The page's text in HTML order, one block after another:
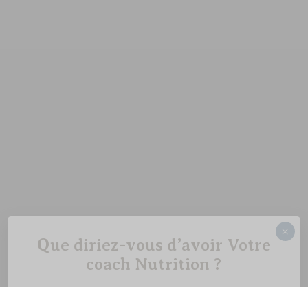
Que diriez-vous d’avoir Votre
coach Nutrition ?
×